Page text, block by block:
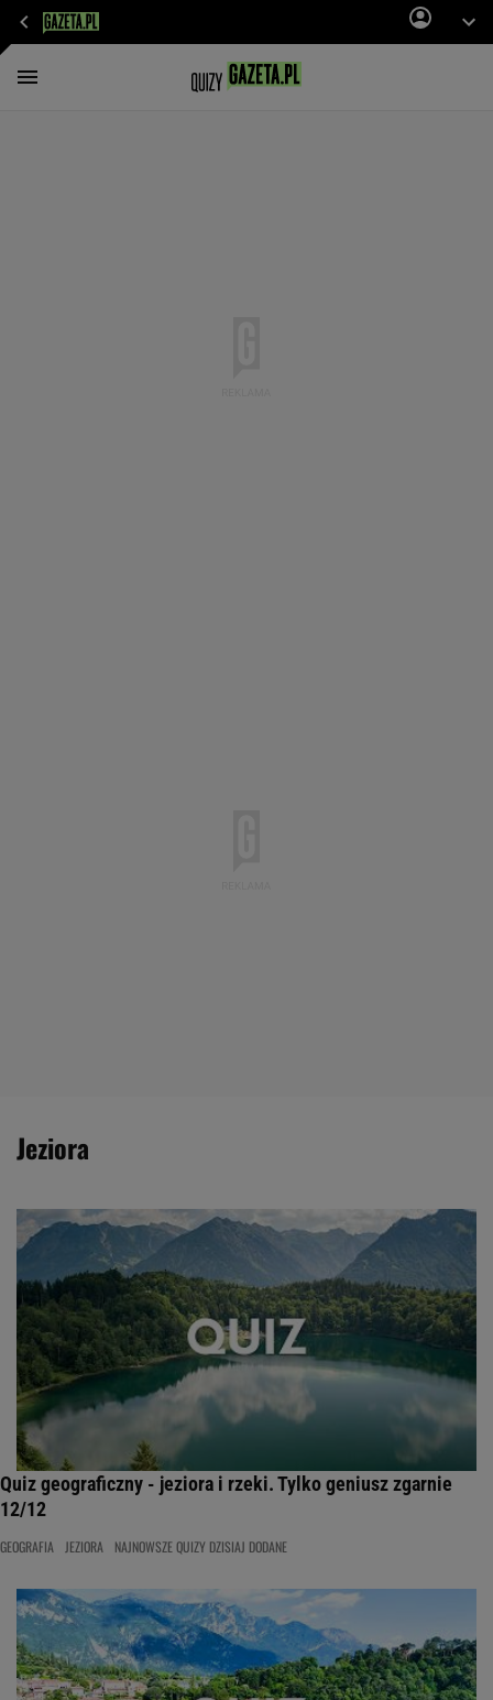
jeziora
Quiz geograficzny - jeziora i rzeki. Tylko geniusz zgarnie
12/12
GEOGRAFIA JEZIORA NAJNOWSZE QUIZY DZISIAJ DODANE